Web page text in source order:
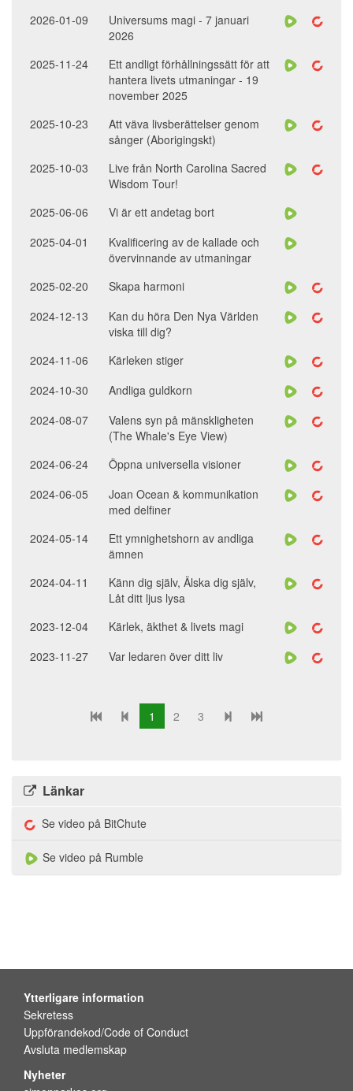
2026-01-09
Universums magi - 7 januari
2026
2025-11-24
Ett andligt förhållningssätt för att
hantera livets utmaningar - 19
november 2025
2025-10-23
Att väva livsberättelser genom
sånger (Aborigingskt)
2025-10-03
Live från North Carolina Sacred
Wisdom Tour!
2025-06-06
Vi är ett andetag bort
2025-04-01
Kvalificering av de kallade och
övervinnande av utmaningar
2025-02-20
Skapa harmoni
2024-12-13
Kan du höra Den Nya Världen
viska till dig?
2024-11-06
Kärleken stiger
2024-10-30
Andliga guldkorn
2024-08-07
Valens syn på mänskligheten
(The Whale's Eye View)
2024-06-24
Öppna universella visioner
2024-06-05
Joan Ocean & kommunikation
med delfiner
2024-05-14
Ett ymnighetshorn av andliga
ämnen
2024-04-11
Känn dig själv, Älska dig själv,
Låt ditt ljus lysa
2023-12-04
Kärlek, äkthet & livets magi
2023-11-27
Var ledaren över ditt liv
1 2 3
Länkar
Se video på BitChute
Se video på Rumble
Ytterligare information
Sekretess
Uppförandekod/Code of Conduct
Avsluta medlemskap
Nyheter